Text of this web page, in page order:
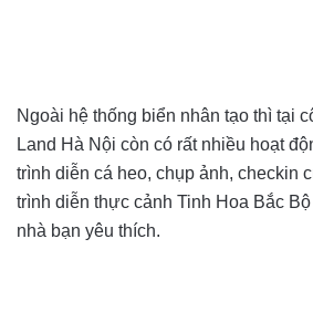
Ngoài hệ thống biển nhân tạo thì tại
Land Hà Nội còn có rất nhiều hoạt
trình diễn cá heo, chụp ảnh, checkin
trình diễn thực cảnh Tinh Hoa Bắc
nhà bạn yêu thích.